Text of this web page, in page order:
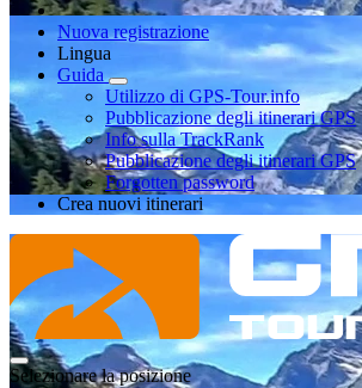
Nuova registrazione
Lingua
Guida
Utilizzo di GPS-Tour.info
Pubblicazione degli itinerari GPS
Info sulla TrackRank
Pubblicazione degli itinerari GPS
Forgotten password
Crea nuovi itinerari
Selezionare la posizione